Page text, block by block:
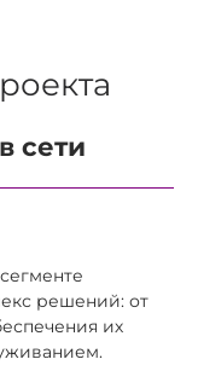
сети
решений: от
их